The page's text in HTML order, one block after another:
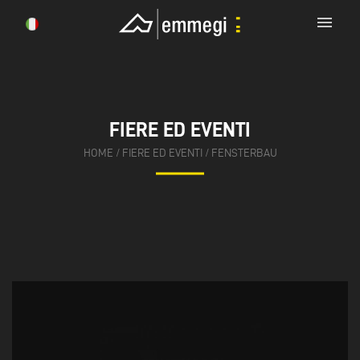
menu
FIERE ED EVENTI
HOME / FIERE ED EVENTI / FENSTERBAU